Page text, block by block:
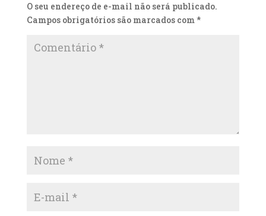
O seu endereço de e-mail não será publicado.
Campos obrigatórios são marcados com*